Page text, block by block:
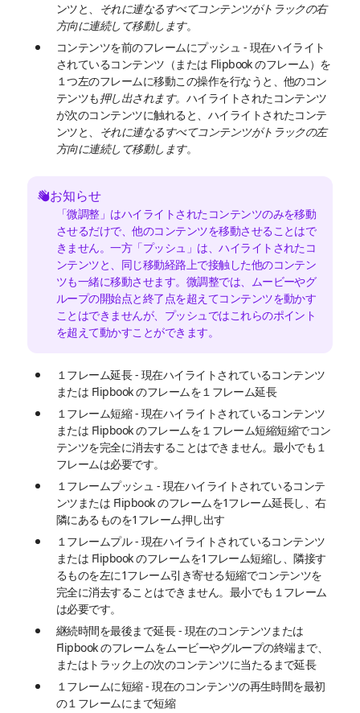
ンツと、
それに連なるすべてコンテンツがトラックの右
方向に連続して移動します。
コンテンツを前のフレームにプッシュ - 現在ハイライト
されているコンテンツ（または Flipbook のフレーム）を
１つ左のフレームに移動この操作を行なうと、他のコン
テンツも押し出されます。 ハイライトされたコンテンツ
が次のコンテンツに触れると、ハイライトされたコンテ
ンツと、
それに連なるすべてコンテンツがトラックの左
方向に連続して移動します。
お知らせ
「微調整」はハイライトされたコンテンツのみを移動
させるだけで、他のコンテンツを移動させることはで
きません。一方「プッシュ」は、ハイライトされたコ
ンテンツと、同じ移動経路上で接触した他のコンテン
ツも一緒に移動させます。 微調整では、ムービーやグ
ループの開始点と終了点を超えてコンテンツを動かす
ことはできませんが、 プッシュではこれらのポイント
を超えて動かすことができます。
１フレーム延長 - 現在ハイライトされているコンテンツ
または Flipbook のフレームを１フレーム延長
１フレーム短縮 - 現在ハイライトされているコンテンツ
または Flipbook のフレームを１フレーム短縮短縮でコン
テンツを完全に消去することはできません。最小でも１
フレームは必要です。
１フレームプッシュ - 現在ハイライトされているコンテ
ンツまたは Flipbook のフレームを1フレーム延長し、右
隣にあるものを1フレーム押し出す
１フレームプル - 現在ハイライトされているコンテンツ
または Flipbook のフレームを1フレーム短縮し、隣接す
るものを左に1フレーム引き寄せる短縮でコンテンツを
完全に消去することはできません。最小でも１フレーム
は必要です。
継続時間を最後まで延長 - 現在のコンテンツまたは
Flipbook のフレームをムービーやグループの終端まで、
またはトラック上の次のコンテンツに当たるまで延長
１フレームに短縮 - 現在のコンテンツの再生時間を最初
の１フレームにまで短縮